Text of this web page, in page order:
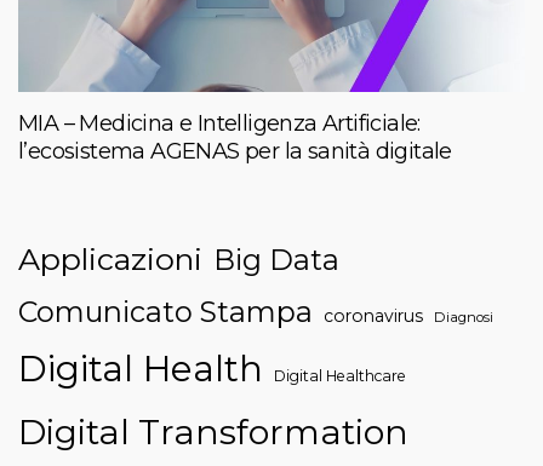
MIA – Medicina e Intelligenza Artificiale:
l’ecosistema AGENAS per la sanità digitale
Applicazioni Big Data
Comunicato Stampa
coronavirus Diagnosi
Digital Health Digital Healthcare
Digital Transformation